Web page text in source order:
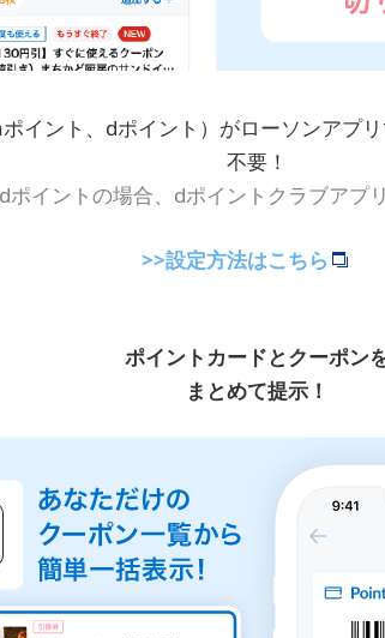
イント、dポイント）がローソンアプ
不要！
ポイントの場合、dポイントクラブアプ
>>設定方法はこちら
ポイントカードとクーポン
まとめて提示！